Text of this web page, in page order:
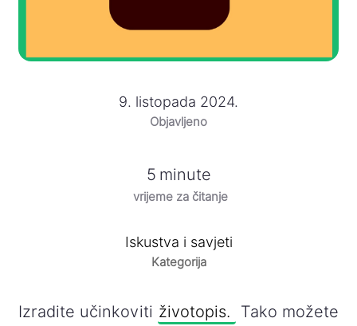
9. listopada 2024.
Objavljeno
vrijeme za čitanje
5 minute
Iskustva i savjeti
Kategorija
Izradite učinkoviti životopis.
Tako možete